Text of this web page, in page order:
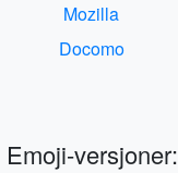
Mozilla
Docomo
Emoji-versjoner: